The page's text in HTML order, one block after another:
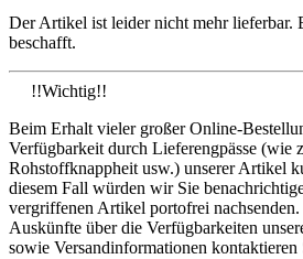
Der Artikel ist leider nicht mehr lieferbar.
beschafft.
!!Wichtig!!
Beim Erhalt vieler großer Online-
Verfügbarkeit durch Lieferengpässe (wie
Rohstoffknappheit usw.) unserer Artikel
diesem Fall würden wir Sie
vergriffenen Artikel portofrei
Auskünfte über die Verfügbarkeiten
sowie Versandinformationen kontaktieren